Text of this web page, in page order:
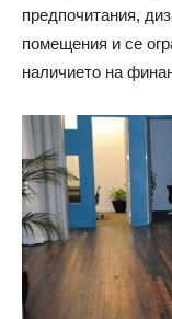
предпочитания,
помещения и се
наличието на